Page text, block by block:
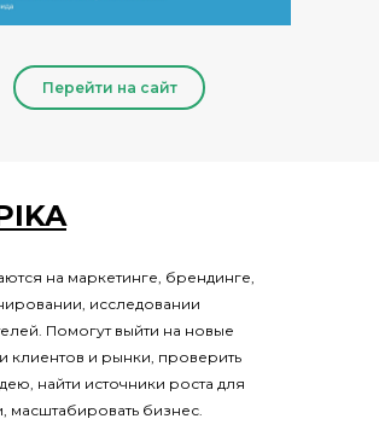
Перейти на сайт
на маркетинге, брендинге,
исследовании
Помогут выйти на новые
клиентов и рынки, проверить
найти источники роста для
масштабировать бизнес.